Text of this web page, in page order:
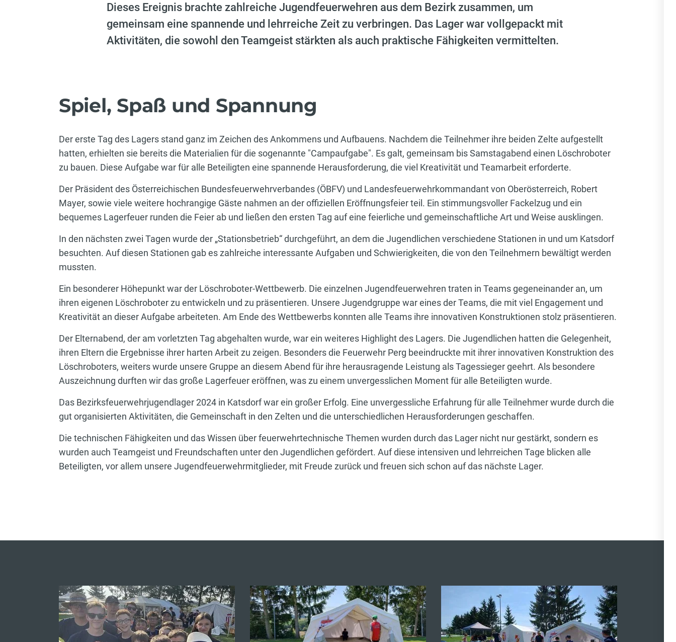
Dieses Ereignis brachte zahlreiche Jugendfeuerwehren aus dem Bezirk zusammen, um
gemeinsam eine spannende und lehrreiche Zeit zu verbringen. Das Lager war vollgepackt mit
Aktivitäten, die sowohl den Teamgeist stärkten als auch praktische Fähigkeiten vermittelten.
Spiel, Spaß und Spannung
Der erste Tag des Lagers stand ganz im Zeichen des Ankommens und Aufbauens. Nachdem die Teilnehmer ihre beiden Zelte aufgestellt
hatten, erhielten sie bereits die Materialien für die sogenannte "Campaufgabe". Es galt, gemeinsam bis Samstagabend einen Löschroboter
zu bauen. Diese Aufgabe war für alle Beteiligten eine spannende Herausforderung, die viel Kreativität und Teamarbeit erforderte.
Der Präsident des Österreichischen Bundesfeuerwehrverbandes (ÖBFV) und Landesfeuerwehrkommandant von Oberösterreich, Robert
Mayer, sowie viele weitere hochrangige Gäste nahmen an der offiziellen Eröffnungsfeier teil. Ein stimmungsvoller Fackelzug und ein
bequemes Lagerfeuer runden die Feier ab und ließen den ersten Tag auf eine feierliche und gemeinschaftliche Art und Weise ausklingen.
In den nächsten zwei Tagen wurde der „Stationsbetrieb“ durchgeführt, an dem die Jugendlichen verschiedene Stationen in und um Katsdorf
besuchten. Auf diesen Stationen gab es zahlreiche interessante Aufgaben und Schwierigkeiten, die von den Teilnehmern bewältigt werden
mussten.
Ein besonderer Höhepunkt war der Löschroboter-Wettbewerb. Die einzelnen Jugendfeuerwehren traten in Teams gegeneinander an, um
ihren eigenen Löschroboter zu entwickeln und zu präsentieren. Unsere Jugendgruppe war eines der Teams, die mit viel Engagement und
Kreativität an dieser Aufgabe arbeiteten. Am Ende des Wettbewerbs konnten alle Teams ihre innovativen Konstruktionen stolz präsentieren.
Der Elternabend, der am vorletzten Tag abgehalten wurde, war ein weiteres Highlight des Lagers. Die Jugendlichen hatten die Gelegenheit,
ihren Eltern die Ergebnisse ihrer harten Arbeit zu zeigen. Besonders die Feuerwehr Perg beeindruckte mit ihrer innovativen Konstruktion des
Löschroboters, weiters wurde unsere Gruppe an diesem Abend für ihre herausragende Leistung als Tagessieger geehrt. Als besondere
Auszeichnung durften wir das große Lagerfeuer eröffnen, was zu einem unvergesslichen Moment für alle Beteiligten wurde.
Das Bezirksfeuerwehrjugendlager 2024 in Katsdorf war ein großer Erfolg. Eine unvergessliche Erfahrung für alle Teilnehmer wurde durch die
gut organisierten Aktivitäten, die Gemeinschaft in den Zelten und die unterschiedlichen Herausforderungen geschaffen.
Die technischen Fähigkeiten und das Wissen über feuerwehrtechnische Themen wurden durch das Lager nicht nur gestärkt, sondern es
wurden auch Teamgeist und Freundschaften unter den Jugendlichen gefördert. Auf diese intensiven und lehrreichen Tage blicken alle
Beteiligten, vor allem unsere Jugendfeuerwehrmitglieder, mit Freude zurück und freuen sich schon auf das nächste Lager.